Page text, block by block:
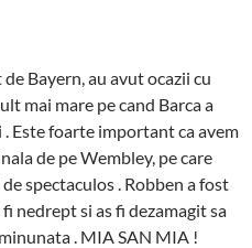
Bayern, au avut ocazii cu
mai mare pe cand Barca a
Este foarte important ca avem
de pe Wembley, pe care
spectaculos . Robben a fost
nedrept si as fi dezamagit sa
. MIA SAN MIA !